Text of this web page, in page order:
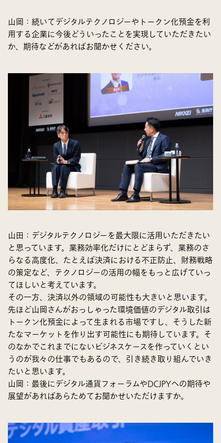
山岡 ：続いてデジタルテクノロジーやトークン化預金を利
用する企業に今後どういったことを実現していただきたい
か、期待などがあればお聞かせください。
山田 ：デジタルテクノロジーを最大限に活用いただきたい
と思っています。業務効率化だけにとどまらず、業務のさ
らなる高度化、たとえば決済における不正防止、財務戦略
の策定など、テクノロジーの活用の幅をもっと広げていっ
てほしいと考えています。
その一方、 決済以外の領域の可能性も大きいと思います。
先ほど山岡さんがおっしゃった環境価値のデジタル取引は
トークン化預金によって生まれる市場ですし、そうした新
たなマーケットを作り出す可能性にも期待しています。そ
のなかでこれまでにないビジネスケースを作っていくとい
うのが我々の仕事でもあるので、引き続き取り組んでいき
たいと思います。
山岡 ：最後にデジタル通貨フォーラムやDCJPYへの期待や
展望があればあらためてお聞かせいただけますか。